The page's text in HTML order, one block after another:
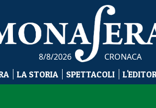
8/8/2026 CRONACA
LA STORIA SPETTACOLI